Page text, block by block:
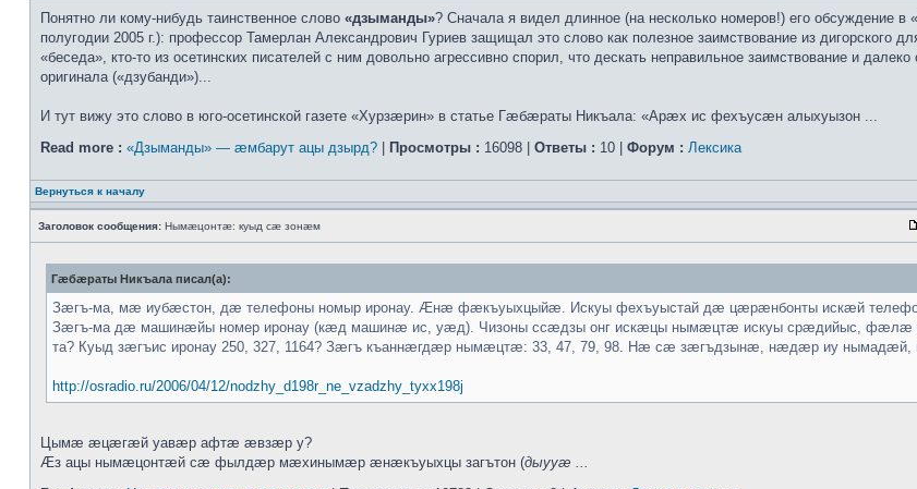
Понятно ли кому-нибудь таинственное слово «дзыманды»? Сначала я видел длинное (на несколько номеров!) его обсуждение в
полугодии 2005 г.): профессор Тамерлан Александрович Гуриев защищал это слово как полезное заимствование из дигорского
«беседа», кто-то из осетинских писателей с ним довольно агрессивно спорил, что дескать неправильное заимствование и далеко
оригинала («дзубанди»)...
И тут вижу это слово в юго-осетинской газете «Хурзæрин» в статье Гæбæраты Никъала: «Арæх ис фехъусæн алыхуызон ...
Read more : «Дзыманды» — æмбарут ацы дзырд? Просмотры : 16098 | Ответы : 10 | Форум : Лексика
Вернуться к началу
Заголовок сообщения: Нымæцонтæ: куыд сæ зонæм
Гæбæраты Никъала писал(а):
Зæгъ-ма, мæ иубæстон, дæ телефоны номыр иронау. Æнæ фæкъуыхцыйæ. Искуы фехъуыстай дæ цæрæнбонты искæй
Зæгъ-ма дæ машинæйы номер иронау (кæд машинæ ис, уæд). Чизоны ссæдзы онг искæцы нымæцтæ искуы срæдийыс,
та? Куыд зæгъис иронау 250, 327, 1164? Зæгъ къаннæгдæр нымæцтæ: 33, 47, 79, 98. Нæ сæ зæгъдзынæ, нæдæр иу
http://osradio.ru/2006/04/12/nodzhy_d198r_ne_vzadzhy_tyxx198j
Цымæ æцæгæй уавæр афтæ æвзæр у?
Æз ацы нымæцонтæй сæ фылдæр мæхинымæр æнæкъуыхцы загътон (дыууæ ...